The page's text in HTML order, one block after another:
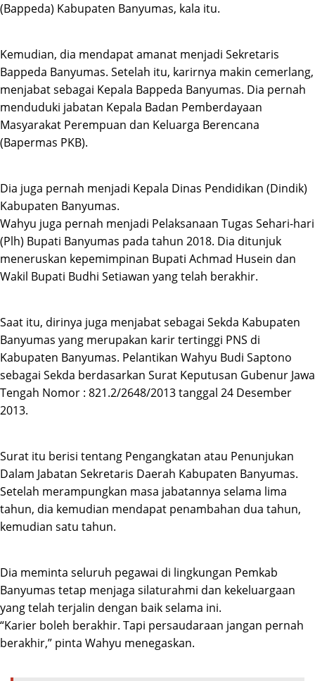
(Bappeda) Kabupaten Banyumas, kala itu.
Kemudian, dia mendapat amanat menjadi Sekretaris
Bappeda Banyumas. Setelah itu, karirnya makin cemerlang,
menjabat sebagai Kepala Bappeda Banyumas. Dia pernah
menduduki jabatan Kepala Badan Pemberdayaan
Masyarakat Perempuan dan Keluarga Berencana
(Bapermas PKB).
Dia juga pernah menjadi Kepala Dinas Pendidikan (Dindik)
Kabupaten Banyumas.
Wahyu juga pernah menjadi Pelaksanaan Tugas Sehari-hari
(Plh) Bupati Banyumas pada tahun 2018. Dia ditunjuk
meneruskan kepemimpinan Bupati Achmad Husein dan
Wakil Bupati Budhi Setiawan yang telah berakhir.
Saat itu, dirinya juga menjabat sebagai Sekda Kabupaten
Banyumas yang merupakan karir tertinggi PNS di
Kabupaten Banyumas. Pelantikan Wahyu Budi Saptono
sebagai Sekda berdasarkan Surat Keputusan Gubenur Jawa
Tengah Nomor : 821.2/2648/2013 tanggal 24 Desember
2013.
Surat itu berisi tentang Pengangkatan atau Penunjukan
Dalam Jabatan Sekretaris Daerah Kabupaten Banyumas.
Setelah merampungkan masa jabatannya selama lima
tahun, dia kemudian mendapat penambahan dua tahun,
kemudian satu tahun.
Dia meminta seluruh pegawai di lingkungan Pemkab
Banyumas tetap menjaga silaturahmi dan kekeluargaan
yang telah terjalin dengan baik selama ini.
“Karier boleh berakhir. Tapi persaudaraan jangan pernah
berakhir,” pinta Wahyu menegaskan.